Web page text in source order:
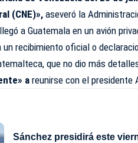
(CNE)», aseveró la
a Guatemala en un avión
un recibimiento oficial o
que no dio más
a reunirse con el presidente
Sánchez presidirá este